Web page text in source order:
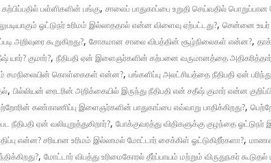
கற்பிப்பதில் பள்ளிகளின் பங்கு, சாலைப் பாதுகாப்பை உறுதி செய்வதில்
ஓட்டுநர் உரிமம் இல்லாததால் என்ன விளைவு ஏற்பட்டது?, சென்னை உயர்
அறிவுரை கூறுகிறது?, சோகமான சாலை விபத்தின் சூழ்நிலைகள் என்ன?,
யார்? குமார்?, நீதிபதி ஏன் இளைஞர்களின் கற்பனை வருமானத்தை
சமநிலையின் கொள்கைகள் என்ன?, பங்களிப்பு அலட்சியத்தை நீதிபதி ஏன்
, பில்லியன் ரைடரின் அறிக்கையில் இருந்து நீதிபதி என் சதீஷ் குமார் என்ன
கண்காணிப்பு இளைஞர்களின் பாதுகாப்பை எவ்வாறு பாதிக்கிறது?,
ஏன் வலியுறுத்துகிறார்?, போக்குவரத்து விதிகளுக்கு குழந்தை
என்ன? சரியான உரிமம் இல்லாமல் மோட்டார் சைக்கிள் ஓட்டுகிறீர்களா?,
, மோட்டார் விபத்து உரிமைகோரல் தீர்ப்பாயம் மற்றும் விருதுநகர்